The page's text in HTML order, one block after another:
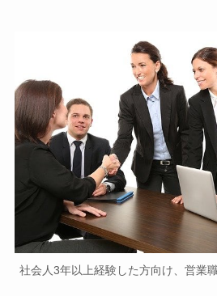
社会人3年以上経験した方向け、営業